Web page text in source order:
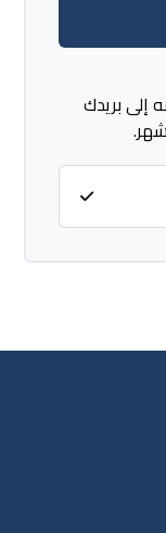
إلى بريدك